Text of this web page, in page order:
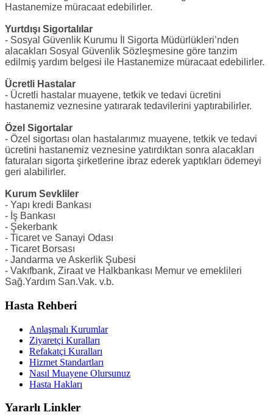
Hastanemize müracaat edebilirler.
Yurtdışı Sigortalılar
- Sosyal Güvenlik Kurumu İl Sigorta Müdürlükleri’nden
alacakları Sosyal Güvenlik Sözleşmesine göre tanzim
edilmiş yardım belgesi ile Hastanemize müracaat edebilirler.
Ücretli Hastalar
- Ücretli hastalar muayene, tetkik ve tedavi ücretini
hastanemiz veznesine yatırarak tedavilerini yaptırabilirler.
Özel Sigortalar
- Özel sigortası olan hastalarımız muayene, tetkik ve tedavi
ücretini hastanemiz veznesine yatırdıktan sonra alacakları
faturaları sigorta şirketlerine ibraz ederek yaptıkları ödemeyi
geri alabilirler.
Kurum Sevkliler
- Yapı kredi Bankası
- İş Bankası
- Şekerbank
- Ticaret ve Sanayi Odası
- Ticaret Borsası
- Jandarma ve Askerlik Şubesi
- Vakıfbank, Ziraat ve Halkbankası Memur ve emeklileri
Sağ.Yardım San.Vak. v.b.
Hasta Rehberi
Anlaşmalı Kurumlar
Ziyaretçi Kuralları
Refakatçi Kuralları
Hizmet Standartları
Nasıl Muayene Olursunuz
Hasta Hakları
Yararlı Linkler